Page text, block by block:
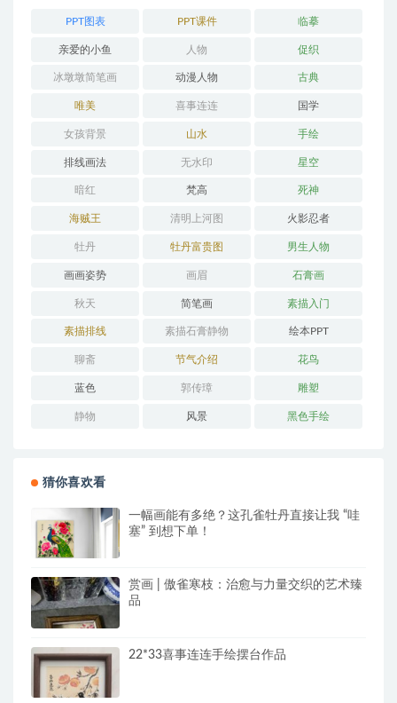
PPT图表 PPT课件 临摹
亲爱的小鱼 人物 促织
冰墩墩简笔画 动漫人物 古典
唯美 喜事连连 国学
女孩背景 山水 手绘
排线画法 无水印 星空
暗红 梵高 死神
海贼王 清明上河图 火影忍者
牡丹 牡丹富贵图 男生人物
画画姿势 画眉 石膏画
秋天 简笔画 素描入门
素描排线 素描石膏静物 绘本PPT
聊斋 节气介绍 花鸟
蓝色 郭传璋 雕塑
静物 风景 黑色手绘
猜你喜欢看
一幅画能有多绝？这孔雀牡丹直接让我 “哇
塞” 到想下单！
赏画 | 傲雀寒枝：治愈与力量交织的艺术臻
品
22*33喜事连连手绘摆台作品